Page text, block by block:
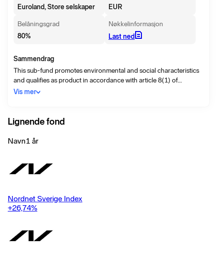
Euroland, Store selskaper
EUR
Belåningsgrad
80%
Nøkkelinformasjon
Last ned
Sammendrag
This sub-fund promotes environmental and social characteristics
and qualifies as product in accordance with article 8(1) of
Regulation (EU) 2019/2088 on sustainability related disclosures
minimum proportion of its assets in sustainable investments as
defined by article 2 (17) SFDR. The objective of the investment
policy of the fund is to achieve long term capital appreciation by
and the CROCI Euro investment strategy.
Vis mer
Lignende fond
Navn1 år
Nordnet Sverige Index
+26,74%